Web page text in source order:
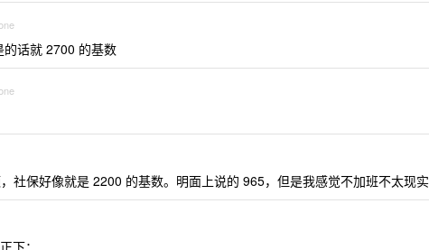
话就 2700 的基数
社保好像就是 2200 的基数。明面上说的 965，但是我感觉不加班不太现实
下：